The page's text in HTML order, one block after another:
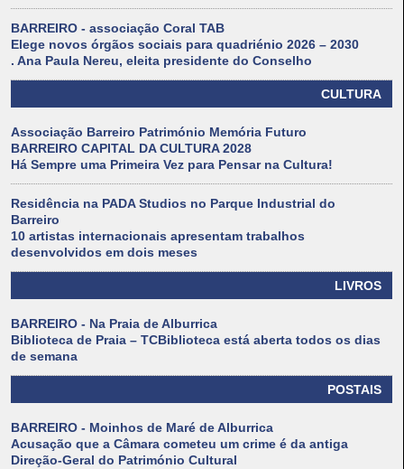
BARREIRO - associação Coral TAB
Elege novos órgãos sociais para quadriénio 2026 – 2030
. Ana Paula Nereu, eleita presidente do Conselho
CULTURA
Associação Barreiro Património Memória Futuro
BARREIRO CAPITAL DA CULTURA 2028
Há Sempre uma Primeira Vez para Pensar na Cultura!
Residência na PADA Studios no Parque Industrial do
Barreiro
10 artistas internacionais apresentam trabalhos
desenvolvidos em dois meses
LIVROS
BARREIRO - Na Praia de Alburrica
Biblioteca de Praia – TCBiblioteca está aberta todos os dias
de semana
POSTAIS
BARREIRO - Moinhos de Maré de Alburrica
Acusação que a Câmara cometeu um crime é da antiga
Direção-Geral do Património Cultural